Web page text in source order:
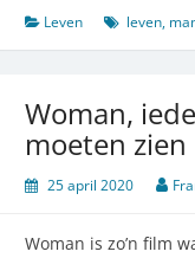
vrouwen
praten
Leven leven,
Woman,
moeten zien
25 april 2020
Woman is zo’n film